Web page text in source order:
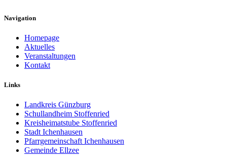
Navigation
Homepage
Aktuelles
Veranstaltungen
Kontakt
Links
Landkreis Günzburg
Schullandheim Stoffenried
Kreisheimatstube Stoffenried
Stadt Ichenhausen
Pfarrgemeinschaft Ichenhausen
Gemeinde Ellzee